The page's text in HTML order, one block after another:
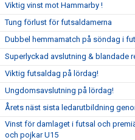
Viktig vinst mot Hammarby !
Tung förlust för futsaldamerna
Dubbel hemmamatch på söndag i
Superlyckad avslutning & blandade
Viktig futsaldag på lördag!
Ungdomsavslutning på lördag!
Årets näst sista ledarutbildning
Vinst för damlaget i futsal och
och pojkar U15